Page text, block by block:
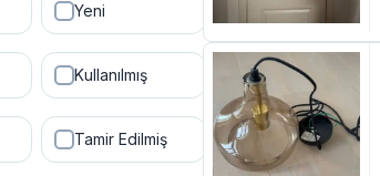
Yeni
Kullanılmış
Tamir Edilmiş